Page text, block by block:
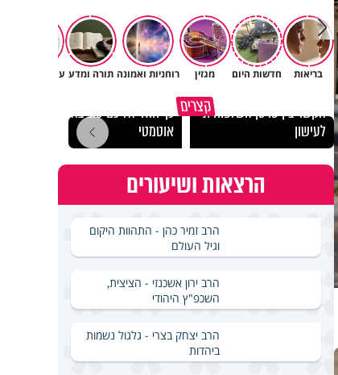
בריאות חדשות היום מגזין רוחניות ואמונה תורה ומדע עולם הילדים
קצריםהקשר בין סרטן השלפוחית
לעישון
כך חוזר אליכם טוב באופן
אוטמטי
הרצאות ושיעורים
הרב זמיר כהן - התהוות היקום
וגיל העולם
הרב ירון אשכנזי - הציצית,
השכפ"ץ היהודי
הרב יצחק בצרי - גלגול נשמות
ביהדות